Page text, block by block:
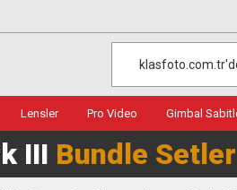
Lensler Pro Video Gimbal
III Bundle Setler